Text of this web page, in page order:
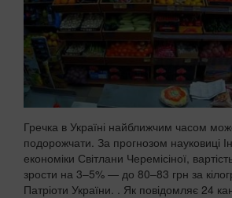
Гречка в Україні найближчим часом
подорожчати. За прогнозом науковиці
економіки Світлани Черемісіної,
зрости на 3–5% — до 80–83 грн за
Патріоти України. . Як повідомляє 24